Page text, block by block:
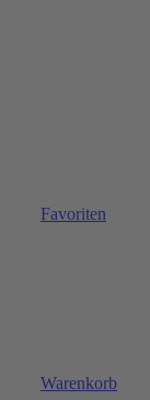
Favoriten
Warenkorb